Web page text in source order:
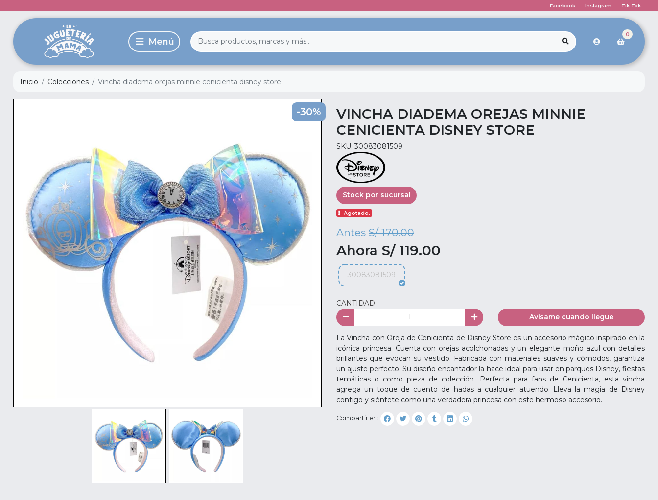
Facebook Instagram Tik Tok
0
Inicio Colecciones Vincha diadema orejas minnie cenicienta disney store
-30%
VINCHA DIADEMA OREJAS MINNIE
CENICIENTA DISNEY STORE
SKU: 30083081509
Stock por sucursal
Agotado.
Antes S/ 170.00
Ahora S/ 119.00
30083081509
CANTIDAD
Avísame cuando llegue
La Vincha con Oreja de Cenicienta de Disney Store es un accesorio mágico inspirado en la
icónica princesa. Cuenta con orejas acolchonadas y un elegante moño azul con detalles
brillantes que evocan su vestido. Fabricada con materiales suaves y cómodos, garantiza
un ajuste perfecto. Su diseño encantador la hace ideal para usar en parques Disney, fiestas
temáticas o como pieza de colección. Perfecta para fans de Cenicienta, esta vincha
agrega un toque de cuento de hadas a cualquier atuendo. Lleva la magia de Disney
contigo y siéntete como una verdadera princesa con este hermoso accesorio.
Compartir en: